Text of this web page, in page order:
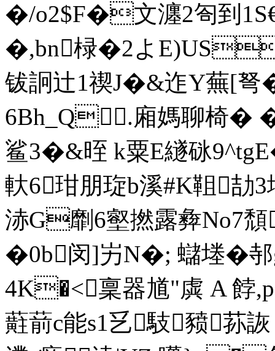
�/o2$F�文瀍2匌到
�,bn椂�2よ
钹詗辻1禊J�&迮Y蕪[
6Bh_Q.廂媽聊椅�
鲨3�&晊 k粟E繸砯
軑6玵朋琁b溪#K靻劼3
浾G劘6壑撚露彜
�0b闵]屴N�; 蠩堘�
4K�<稟器馗"虡 A 餑
蘣葥c能s1乥馶豮荪